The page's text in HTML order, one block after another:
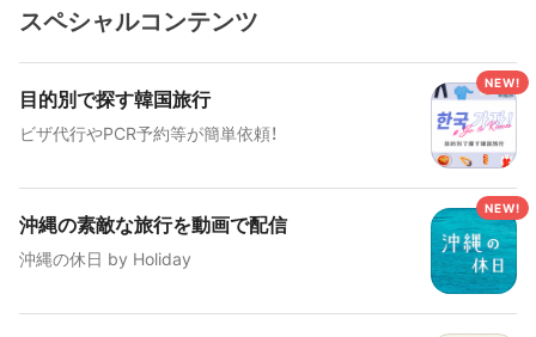
スペシャルコンテンツ
目的別で探す韓国旅行
ビザ代行やPCR予約等が簡単依頼！
沖縄の素敵な旅行を動画で配信
沖縄の休日 by Holiday